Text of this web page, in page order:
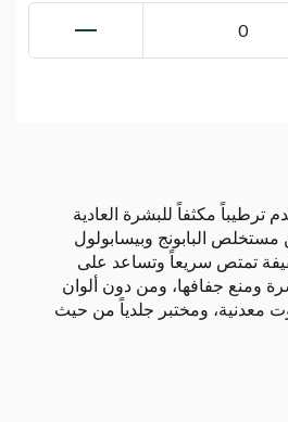
0
مكثفاً للبشرة العادية
البابونج وبيسابولول
تمتص سريعاً وتساعد على
ومنع جفافها، ومن دون ألوان
معدنية، ومختبر جلدياً من حيث